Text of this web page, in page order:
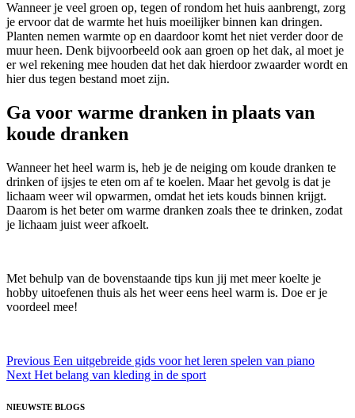
Wanneer je veel groen op, tegen of rondom het huis aanbrengt, zorg
je ervoor dat de warmte het huis moeilijker binnen kan dringen.
Planten nemen warmte op en daardoor komt het niet verder door de
muur heen. Denk bijvoorbeeld ook aan groen op het dak, al moet je
er wel rekening mee houden dat het dak hierdoor zwaarder wordt en
hier dus tegen bestand moet zijn.
Ga voor warme dranken in plaats van
koude dranken
Wanneer het heel warm is, heb je de neiging om koude dranken te
drinken of ijsjes te eten om af te koelen. Maar het gevolg is dat je
lichaam weer wil opwarmen, omdat het iets kouds binnen krijgt.
Daarom is het beter om warme dranken zoals thee te drinken, zodat
je lichaam juist weer afkoelt.
Met behulp van de bovenstaande tips kun jij met meer koelte je
hobby uitoefenen thuis als het weer eens heel warm is. Doe er je
voordeel mee!
Bericht
navigatie
Previous Previous
post:
Een uitgebreide gids voor het leren spelen van piano
Next Next
Het belang van kleding in de sport
NIEUWSTE BLOGS